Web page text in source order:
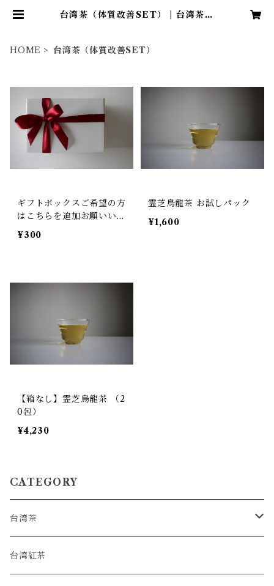
台湾茶（体質改善SET） | 台湾茶専
HOME 台湾茶（体質改善SET）
ギフトボックスご希望の方
はこちらを追加お願いいた
します
¥300
霊芝烏龍茶 お試しパック
¥1,600
【箱なし】霊芝烏龍茶 （2
0包）
¥4,230
CATEGORY
台湾茶
烏龍茶
台湾紅茶